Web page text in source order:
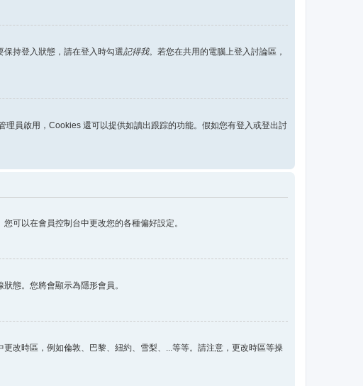
持登入狀態，請在登入時勾選記得我。若您在共用的電腦上登入討論區，
員啟用，Cookies 還可以提供如讀出跟踪的功能。假如您有登入或登出討
可以在會員控制台中更改您的各種偏好設定。
態。您將會顯示為隱形會員。
改時區，例如倫敦、巴黎、紐約、雪梨、...等等。請注意，更改時區等操